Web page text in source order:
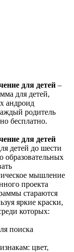
для детей –
для детей,
андроид
родитель
бесплатно.
для детей
детей до шести
образовательных
мышление
проекта
стараются
яркие краски,
которых:
поиска
цвет,